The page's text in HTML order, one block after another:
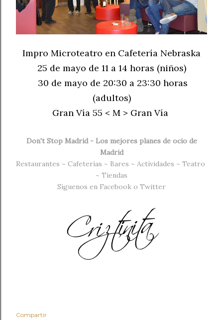
Impro Microteatro en Cafetería Nebraska
25 de mayo de 11 a 14 horas (niños)
30 de mayo de 20:30 a 23:30 horas
(adultos)
Gran Vía 55 < M > Gran Vía
Don't Stop Madrid - Los mejores planes de ocio de
Madrid
Restaurantes ~ Cafeterías ~ Bares ~ Actividades ~ Teatro
~ Tiendas
Síguenos en Facebook o Twitter
Compartir